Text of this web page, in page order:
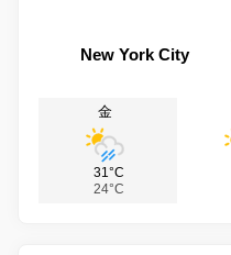
New York City
金
31°C
24°C